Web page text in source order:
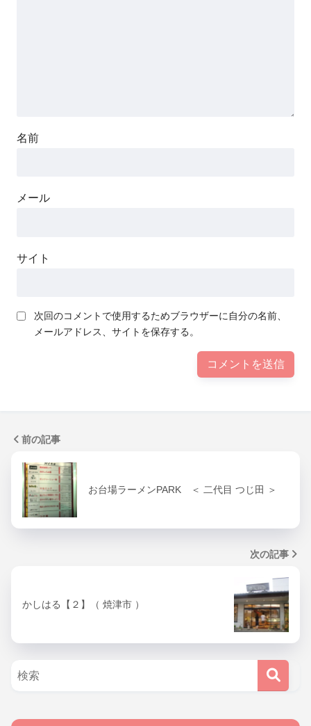
名前
メール
サイト
次回のコメントで使用するためブラウザーに自分の名前、
メールアドレス、サイトを保存する。
前の記事
お台場ラーメンPARK ＜ 二代目 つじ田 ＞
次の記事
かしはる【２】（ 焼津市 ）